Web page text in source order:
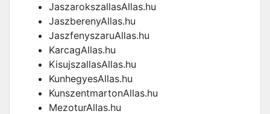
JaszarokszallasAllas.hu
JaszberenyAllas.hu
JaszfenyszaruAllas.hu
KarcagAllas.hu
KisujszallasAllas.hu
KunhegyesAllas.hu
KunszentmartonAllas.hu
MezoturAllas.hu